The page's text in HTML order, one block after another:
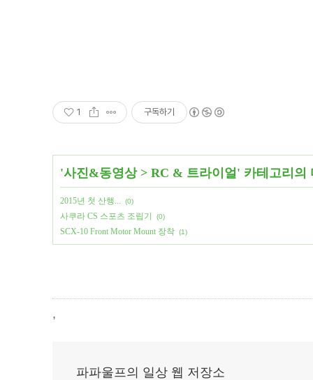
1 구독하기
'사진&동영상> RC & 트라이얼 ' 카테고리의
2015년 첫 산행... (0)
사쿠라 CS 스포츠 조립기 (0)
SCX-10 Front Motor Mount 장착 (1)
,
파파울프의 일상 웹 저장소